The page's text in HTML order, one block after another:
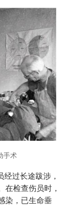
手术
经过长途跋涉，
在检查伤员时，
染，已生命垂